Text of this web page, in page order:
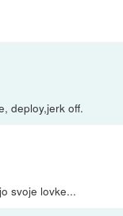
deploy,jerk off.
svoje lovke...